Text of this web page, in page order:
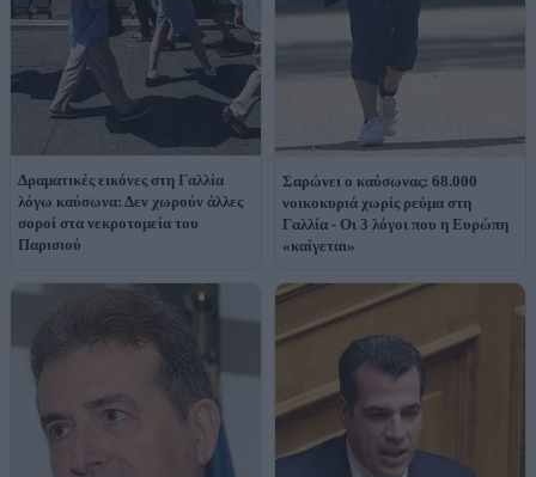
Δραματικές εικόνες στη Γαλλία
λόγω καύσωνα: Δεν χωρούν άλλες
σοροί στα νεκροτομεία του
Παρισιού
Σαρώνει ο καύσωνας: 68.000
νοικοκυριά χωρίς ρεύμα στη
Γαλλία - Οι 3 λόγοι που η Ευρώπη
«καίγεται»